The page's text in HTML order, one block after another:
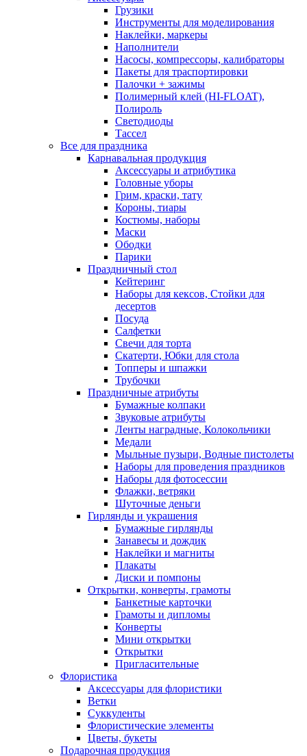
Грузики
Инструменты для моделирования
Наклейки, маркеры
Наполнители
Насосы, компрессоры, калибраторы
Пакеты для траспортировки
Палочки + зажимы
Полимерный клей (HI-FLOAT),
Полироль
Светодиоды
Тассел
Все для праздника
Карнавальная продукция
Аксессуары и атрибутика
Головные уборы
Грим, краски, тату
Короны, тиары
Костюмы, наборы
Маски
Ободки
Парики
Праздничный стол
Кейтеринг
Наборы для кексов, Стойки для
десертов
Посуда
Салфетки
Свечи для торта
Скатерти, Юбки для стола
Топперы и шпажки
Трубочки
Праздничные атрибуты
Бумажные колпаки
Звуковые атрибуты
Ленты наградные, Колокольчики
Медали
Мыльные пузыри, Водные пистолеты
Наборы для проведения праздников
Наборы для фотосессии
Флажки, ветряки
Шуточные деньги
Гирлянды и украшения
Бумажные гирлянды
Занавесы и дождик
Наклейки и магниты
Плакаты
Диски и помпоны
Открытки, конверты, грамоты
Банкетные карточки
Грамоты и дипломы
Конверты
Мини открытки
Открытки
Пригласительные
Флористика
Аксессуары для флористики
Ветки
Суккуленты
Флористические элементы
Цветы, букеты
Подарочная продукция